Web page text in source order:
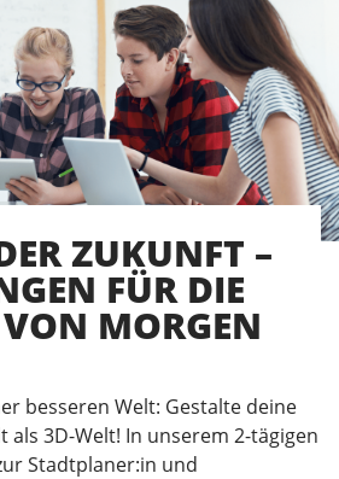
ZUKUNFT –
FÜR DIE
MORGEN
besseren Welt: Gestalte deine
als 3D-Welt! In unserem 2-tägigen
Stadtplaner:in und